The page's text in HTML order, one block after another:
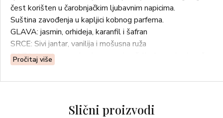
čest korišten u čarobnjačkim ljubavnim napicima.
Suština zavođenja u kapljici kobnog parfema.
GLAVA: jasmin, orhideja, karanfil i šafran
SRCE: Sivi jantar, vanilija i mošusna ruža
BAZA: hrastova mahovina, crveni pačuli, ebanovina i mošus
Pročitaj više
Slični proizvodi